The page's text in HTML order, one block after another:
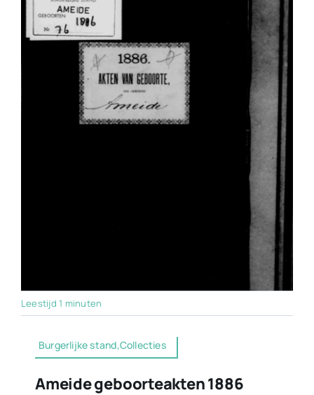
Leestijd 1 minuten
Burgerlijke stand,Collecties
Ameide geboorteakten 1886